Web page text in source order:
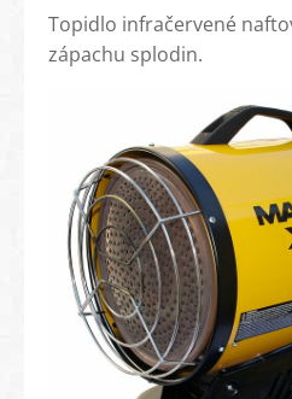
Topidlo infračervené
zápachu splodin.